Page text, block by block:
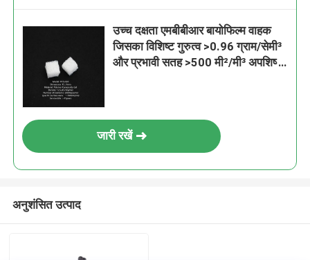
उच्च दक्षता एमबीबीआर बायोफिल्म वाहक
जिसका विशिष्ट गुरुत्व >0.96 ग्राम/सेमी³
और प्रभावी सतह >500 मी²/मी³ अपशिष्ट
जारी रखें
अनुशंसित उत्पाद